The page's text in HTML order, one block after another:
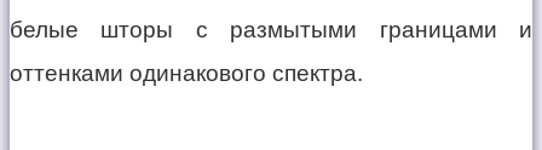
белые шторы с размытыми границами и
оттенками одинакового спектра.